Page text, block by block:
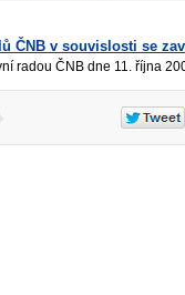
ČNB v souvislosti se
radou ČNB dne 11. října